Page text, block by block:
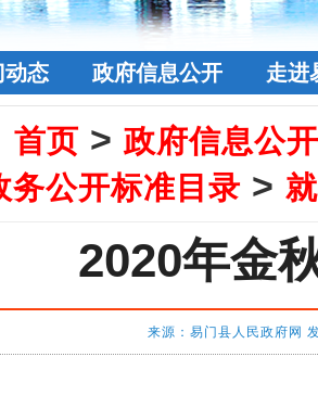
动态 政府信息公开 走进
首页 > 政府信息公开
务公开标准目录 >
2020年金
来源：易门县人民政府